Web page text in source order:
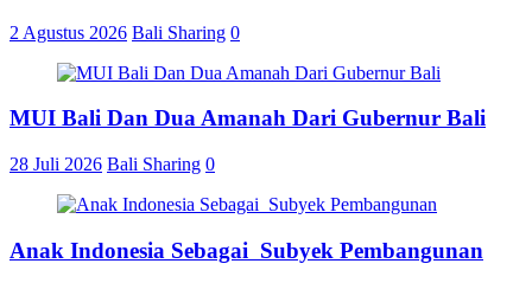
2 Agustus 2026 Bali Sharing 0
MUI Bali Dan Dua Amanah Dari Gubernur Bali
28 Juli 2026 Bali Sharing 0
Anak Indonesia Sebagai Subyek Pembangunan